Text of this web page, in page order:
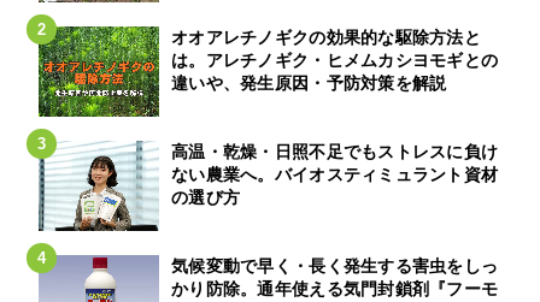
オオアレチノギクの効果的な駆除方法と
は。アレチノギク・ヒメムカシヨモギとの
違いや、発生原因・予防対策を解説
高温・乾燥・日照不足でもストレスに負け
ない農業へ。バイオスティミュラント資材
の選び方
気候変動で早く・長く発生する害虫をしっ
かり防除。通年使える気門封鎖剤『フーモ